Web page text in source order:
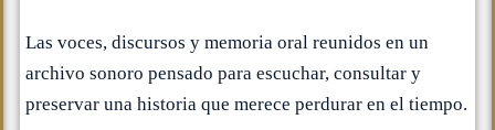
Las voces, discursos y memoria oral reunidos en un
archivo sonoro pensado para escuchar, consultar y
preservar una historia que merece perdurar en el tiempo.